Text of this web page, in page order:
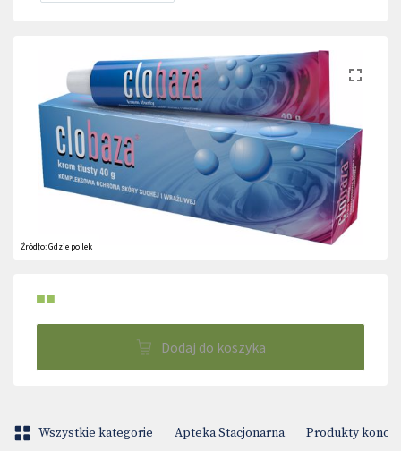
Źródło:Gdzie po lek
■■
Dodaj do koszyka
Wszystkie kategorie Apteka Stacjonarna Produkty